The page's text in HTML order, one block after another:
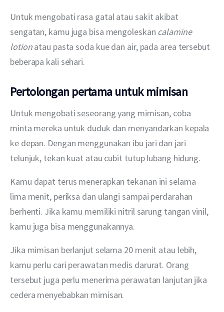
Untuk mengobati rasa gatal atau sakit akibat
sengatan, kamu juga bisa mengoleskan calamine
lotion atau pasta soda kue dan air, pada area tersebut
beberapa kali sehari.
Pertolongan pertama untuk mimisan
Untuk mengobati seseorang yang mimisan, coba
minta mereka untuk duduk dan menyandarkan kepala
ke depan. Dengan menggunakan ibu jari dan jari
telunjuk, tekan kuat atau cubit tutup lubang hidung.
Kamu dapat terus menerapkan tekanan ini selama
lima menit, periksa dan ulangi sampai perdarahan
berhenti. Jika kamu memiliki nitril sarung tangan vinil,
kamu juga bisa menggunakannya.
Jika mimisan berlanjut selama 20 menit atau lebih,
kamu perlu cari perawatan medis darurat. Orang
tersebut juga perlu menerima perawatan lanjutan jika
cedera menyebabkan mimisan.